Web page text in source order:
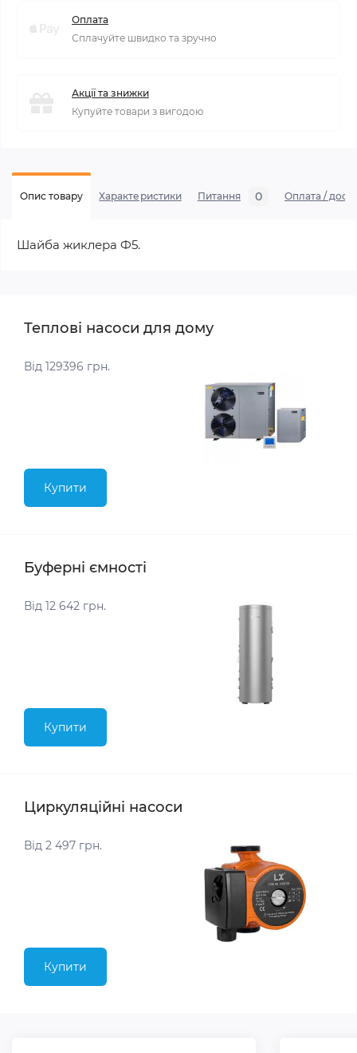
Оплата
Сплачуйте швидко та зручно
Акції та знижки
Купуйте товари з вигодою
Опис товару Характеристики Питання 0 Оплата /
Шайба жиклера Ф5.
Теплові насоси для дому
Від 129396 грн.
Купити
Буферні ємності
Від 12 642 грн.
Купити
Циркуляційні насоси
Від 2 497 грн.
Купити